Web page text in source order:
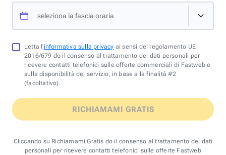
seleziona la fascia oraria
Letta l'informativa sulla privacy ai sensi del regolamento UE
2016/679 do il consenso al trattamento dei dati personali per
ricevere contatti telefonici sulle offerte commerciali di Fastweb e
sulla disponibilità del servizio, in base alla finalità #2
(facoltativo).
RICHIAMAMI GRATIS
Cliccando su Richiamami Gratis do il consenso al trattamento dei dati
personali per ricevere contatti telefonici sulle offerte Fastweb